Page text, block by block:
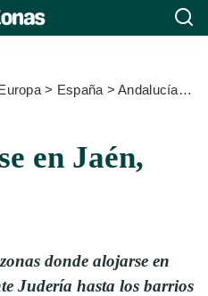
> España >Andalucía>
en Jaén,
donde alojarse en
Judería hasta los barrios